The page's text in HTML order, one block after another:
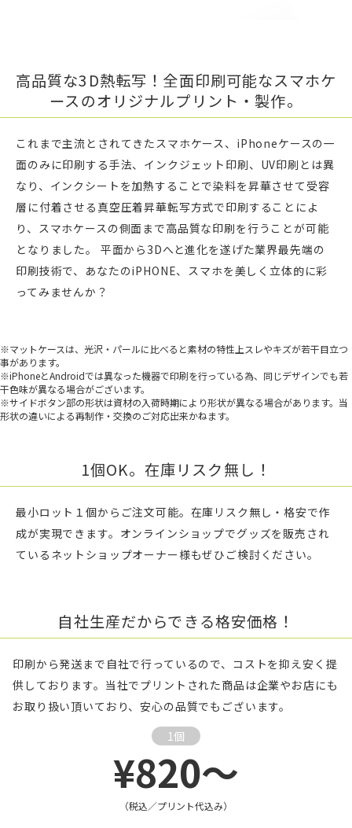
高品質な3D熱転写！全面印刷可能なスマホケ
ースのオリジナルプリント・製作。
これまで主流とされてきたスマホケース、iPhoneケースの一
面のみに印刷する手法、インクジェット印刷、UV印刷とは異
なり、インクシートを加熱することで染料を昇華させて受容
層に付着させる真空圧着昇華転写方式で印刷することによ
り、スマホケースの側面まで高品質な印刷を行うことが可能
となりました。 平面から3Dへと進化を遂げた業界最先端の
印刷技術で、あなたのiPHONE、スマホを美しく立体的に彩
ってみませんか？
※マットケースは、光沢・パールに比べると素材の特性上スレやキズが若干目立つ
事があります。
※iPhoneとAndroidでは異なった機器で印刷を行っている為、同じデザインでも若
干色味が異なる場合がございます。
※サイドボタン部の形状は資材の入荷時期により形状が異なる場合があります。当
形状の違いによる再制作・交換のご対応出来かねます。
1個OK。在庫リスク無し！
最小ロット１個からご注文可能。在庫リスク無し・格安で作
成が実現できます。オンラインショップでグッズを販売され
ているネットショップオーナー様もぜひご検討ください。
自社生産だからできる格安価格！
印刷から発送まで自社で行っているので、コストを抑え安く提
供しております。当社でプリントされた商品は企業やお店にも
お取り扱い頂いており、安心の品質でもございます。
1個
¥820～
（税込／プリント代込み）